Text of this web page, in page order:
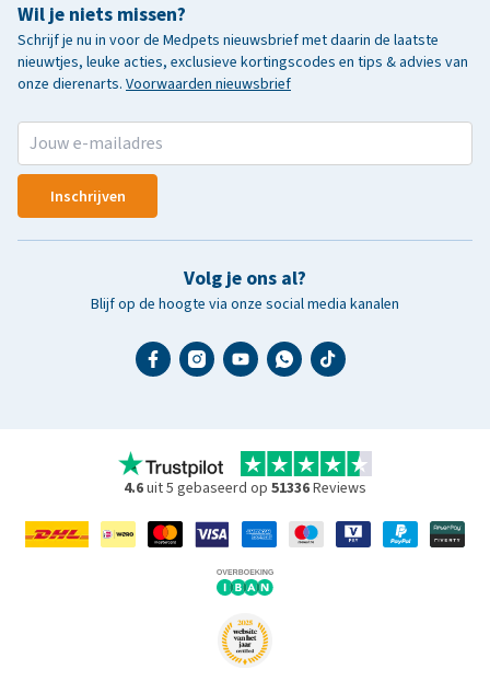
Wil je niets missen?
Schrijf je nu in voor de Medpets nieuwsbrief met daarin de laatste
nieuwtjes, leuke acties, exclusieve kortingscodes en tips & advies van
onze dierenarts. Voorwaarden nieuwsbrief
Inschrijven
Volg je ons al?
Blijf op de hoogte via onze social media kanalen
4.6uit 5 gebaseerd op 51336Reviews